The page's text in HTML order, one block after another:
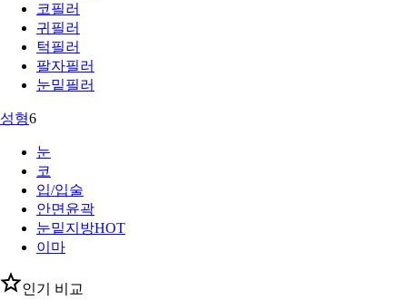
코필러
귀필러
턱필러
팔자필러
눈밑필러
성형6
눈
코
입/입술
안면윤곽
눈밑지방HOT
이마
인기 비교